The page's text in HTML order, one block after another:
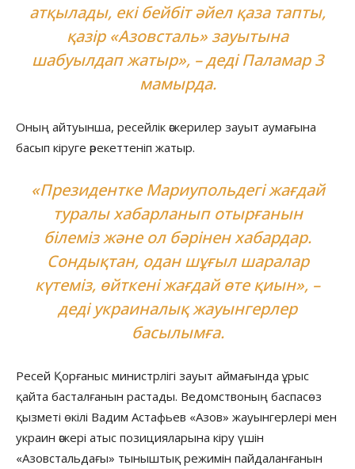
атқылады, екі бейбіт әйел қаза тапты,
қазір «Азовсталь» зауытына
шабуылдап жатыр», – деді Паламар 3
мамырда.
Оның айтуынша, ресейлік әскерилер зауыт аумағына
басып кіруге әрекеттеніп жатыр.
«Президентке Мариупольдегі жағдай
туралы хабарланып отырғанын
білеміз және ол бәрінен хабардар.
Сондықтан, одан шұғыл шаралар
күтеміз, өйткені жағдай өте қиын», –
деді украиналық жауынгерлер
басылымға.
Ресей Қорғаныс министрлігі зауыт аймағында ұрыс
қайта басталғанын растады. Ведомствоның баспасөз
қызметі өкілі Вадим Астафьев «Азов» жауынгерлері мен
украин әскері атыс позицияларына кіру үшін
«Азовстальдағы» тыныштық режимін пайдаланғанын